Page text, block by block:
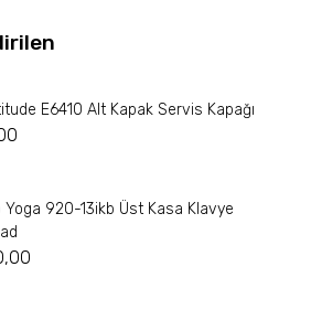
E6410 Alt Kapak Servis Kapağı
Yoga 920-13ikb Üst Kasa Klavye